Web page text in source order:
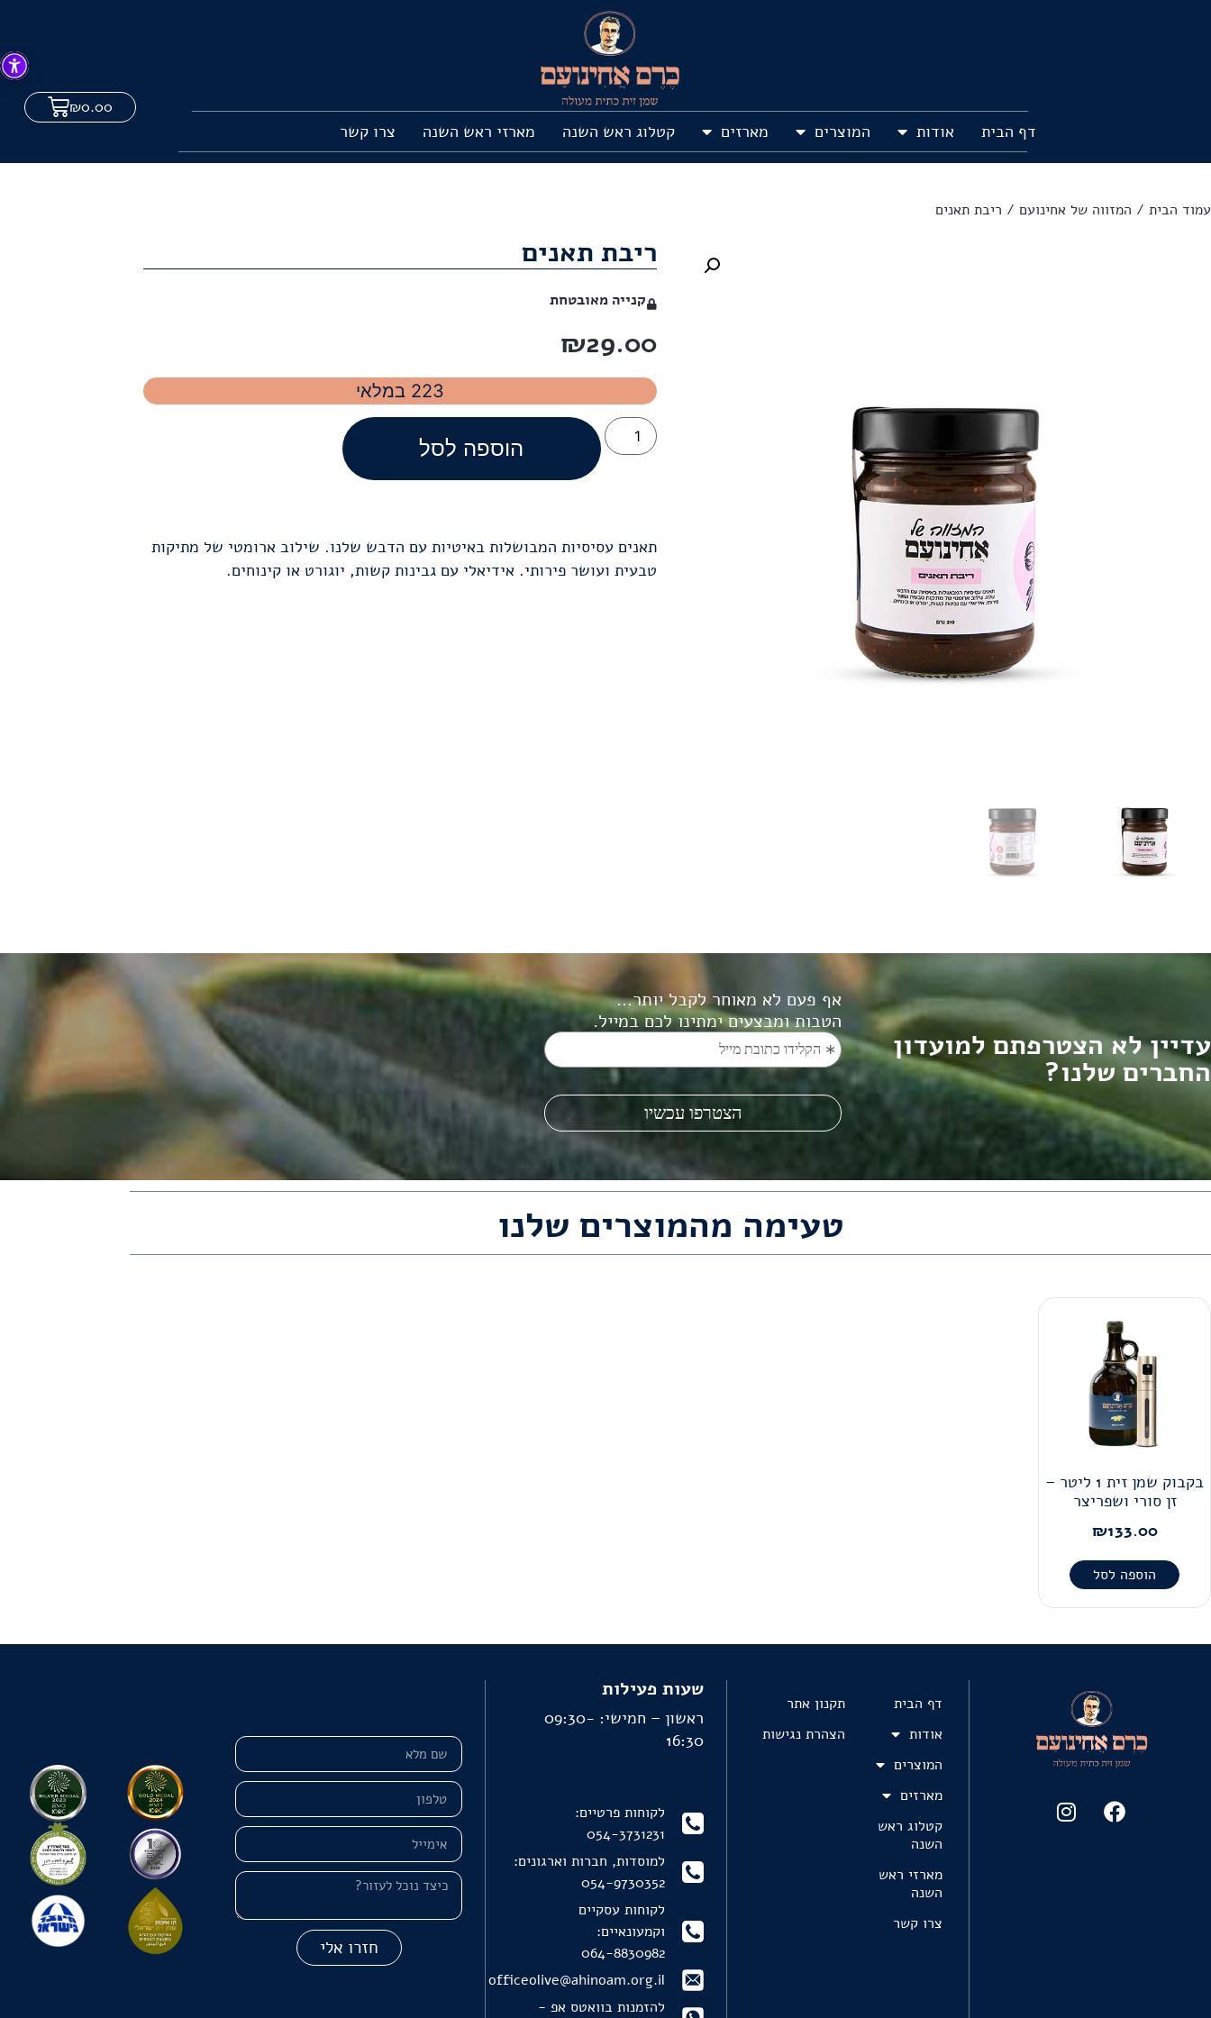
דף הבית אודות המוצרים מארזים קטלוג ראש השנה מארזי ראש השנה צרו קשר
₪0.00
עמוד הבית / המזווה של אחינועם / ריבת תאנים
ריבת תאנים
קנייה מאובטחת
₪29.00
223 במלאי
הוספה לסל
תאנים עסיסיות המבושלות באיטיות עם הדבש שלנו. שילוב ארומטי של מתיקות
טבעית ועושר פירותי. אידיאלי עם גבינות קשות, יוגורט או קינוחים.
עדיין לא הצטרפתם למועדון
החברים שלנו?
אף פעם לא מאוחר לקבל יותר…
הטבות ומבצעים ימתינו לכם במייל.
טעימה מהמוצרים שלנו
בקבוק שמן זית 1 ליטר –
זן סורי ושפריצר
₪133.00
הוספה לסל
דף הבית
אודות
המוצרים
מארזים
קטלוג ראש
השנה
מארזי ראש
השנה
צרו קשר
תקנון אתר
הצהרת נגישות
שעות פעילות
ראשון – חמישי: 09:30-
16:30
לקוחות פרטיים:
054-3731231
למוסדות, חברות וארגונים:
054-9730352
לקוחות עסקיים
וקמעונאיים:
064-8830982
officeolive@ahinoam.org.il
להזמנות בוואטס אפ -
חזרו אלי